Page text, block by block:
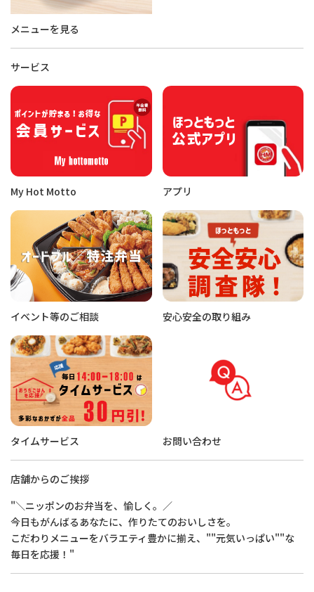
メニューを見る
サービス
My Hot Motto アプリ
イベント等のご相談 安心安全の取り組み
タイムサービス お問い合わせ
店舗からのご挨拶
"＼ニッポンのお弁当を、愉しく。／
今日もがんばるあなたに、作りたてのおいしさを。
こだわりメニューをバラエティ豊かに揃え、""元気いっぱい""な
毎日を応援！"